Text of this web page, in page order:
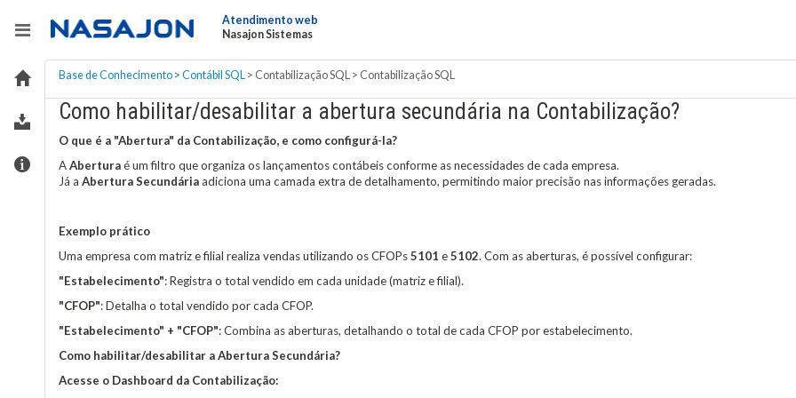
Atendimento web
Nasajon Sistemas
Base de Conhecimento > Contábil SQL > Contabilização SQL > Contabilização SQL
Como habilitar/desabilitar a abertura secundária na Contabilização?
O que é a "Abertura" da Contabilização, e como configurá-la?
AAberturaé um filtro que organiza os lançamentos contábeis conforme as necessidades de cada empresa.
Já a Abertura Secundáriaadiciona uma camada extra de detalhamento, permitindo maior precisão nas informações geradas.
Exemplo prático
Uma empresa com matriz e filial realiza vendas utilizando os CFOPs5101 e5102. Com as aberturas, é possível configurar:
"Estabelecimento": Registra o total vendido em cada unidade (matriz e filial).
"CFOP": Detalha o total vendido por cada CFOP.
"Estabelecimento" + "CFOP": Combina as aberturas, detalhando o total de cada CFOP por estabelecimento.
Como habilitar/desabilitar a Abertura Secundária?
Acesse o Dashboard da Contabilização: